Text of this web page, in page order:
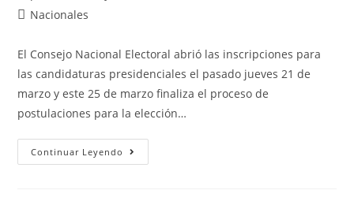
Nacionales
El Consejo Nacional Electoral abrió las inscripciones para
las candidaturas presidenciales el pasado jueves 21 de
marzo y este 25 de marzo finaliza el proceso de
postulaciones para la elección…
Continuar Leyendo